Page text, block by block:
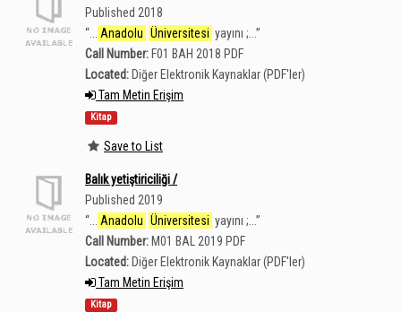
Published 2018
“
Anadolu Üniversitesi yayını ;...”
Call Number: F01 BAH 2018 PDF
Located: Diğer Elektronik Kaynaklar (PDF'ler)
Tam Metin Erişim
Kitap
Save to List
Balık yetiştiriciliği /
Published 2019
“
Anadolu Üniversitesi yayını ;...”
Call Number: M01 BAL 2019 PDF
Located: Diğer Elektronik Kaynaklar (PDF'ler)
Tam Metin Erişim
Kitap